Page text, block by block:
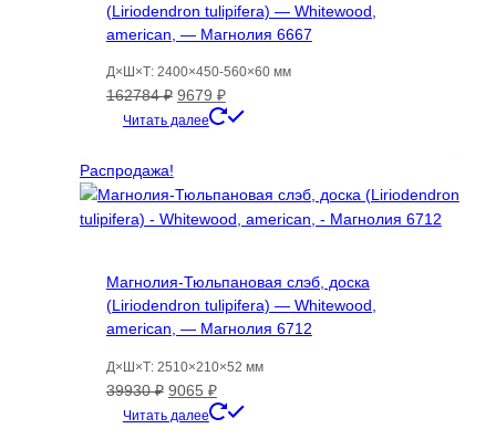
(Liriodendron tulipifera) — Whitewood,
american, — Магнолия 6667
Д×Ш×Т: 2400×450-560×60 мм
162784₽ Первоначальная
цена
9679 ₽Текущая
цена:
Читать далее
Распродажа!
Магнолия-Тюльпановая слэб, доска
(Liriodendron tulipifera) — Whitewood,
american, — Магнолия 6712
Д×Ш×Т: 2510×210×52 мм
39930₽ Первоначальная
цена
9065 ₽Текущая
цена:
Читать далее